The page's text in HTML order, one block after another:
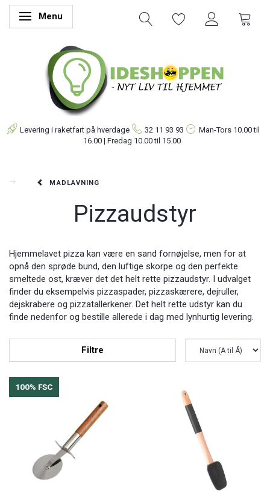
Skifte navigation
Menu
Levering i raketfart på hverdage 32 11 93 93 Man-Tors 10.00 til
16.00 | Fredag 10.00 til 15.00
MADLAVNING
Pizzaudstyr
Hjemmelavet pizza kan være en sand fornøjelse, men for at
opnå den sprøde bund, den luftige skorpe og den perfekte
smeltede ost, kræver det det helt rette pizzaudstyr. I udvalget
finder du eksempelvis pizzaspader, pizzaskærere, dejruller,
dejskrabere og pizzatallerkener. Det helt rette udstyr kan du
finde nedenfor og bestille allerede i dag med lynhurtig levering.
Filtre
100% FSC